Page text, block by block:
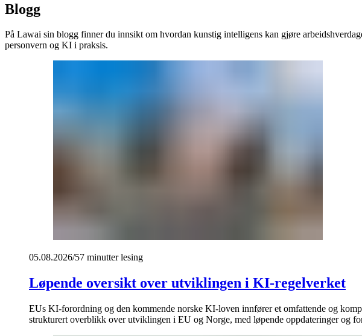
Blogg
På Lawai sin blogg finner du innsikt om hvordan kunstig intelligens kan gjøre
personvern og KI i praksis.
05.08.2026/57 minutter lesing
Løpende oversikt over utviklingen i KI-regelverket
EUs KI-forordning og den kommende norske KI-loven innfører et omfattende og
strukturert overblikk over utviklingen i EU og Norge, med løpende oppdateringer og